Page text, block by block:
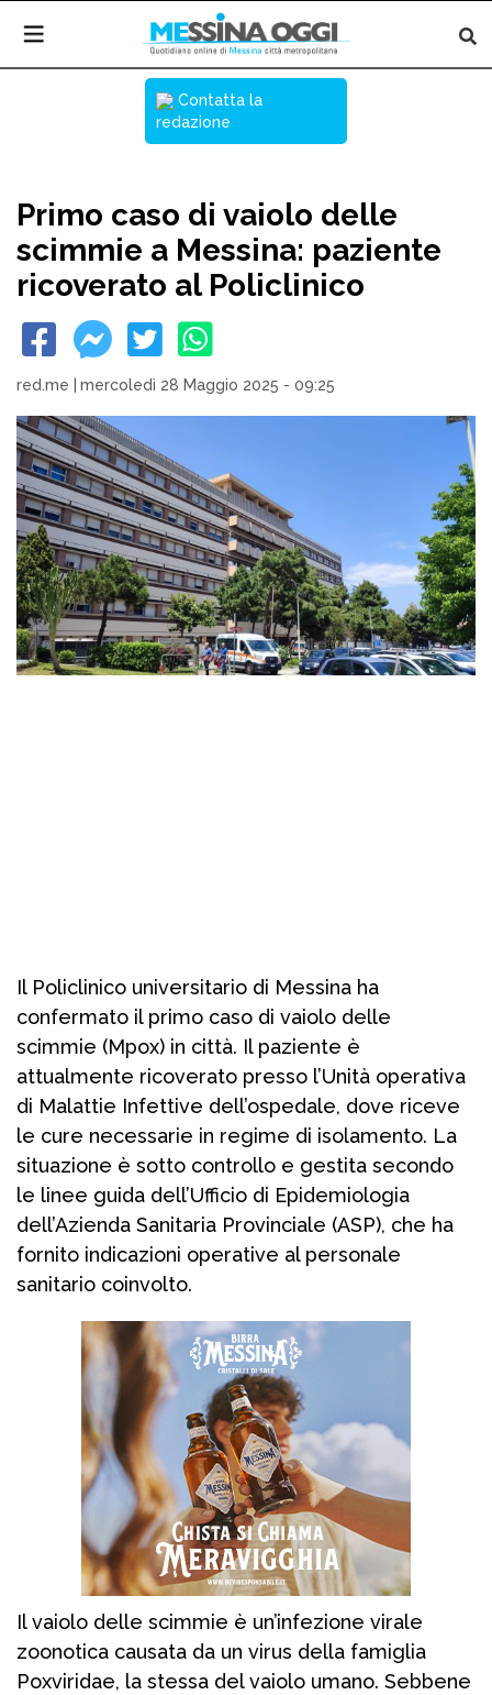
Contatta la
redazione
Primo caso di vaiolo delle
scimmie a Messina: paziente
ricoverato al Policlinico
red.me mercoledì 28 Maggio 2025 - 09:25
Il Policlinico universitario di Messina ha
confermato il primo caso di vaiolo delle
scimmie (Mpox) in città. Il paziente è
attualmente ricoverato presso l’Unità operativa
di Malattie Infettive dell’ospedale, dove riceve
le cure necessarie in regime di isolamento. La
situazione è sotto controllo e gestita secondo
le linee guida dell’Ufficio di Epidemiologia
dell’Azienda Sanitaria Provinciale (ASP), che ha
fornito indicazioni operative al personale
sanitario coinvolto.
Il vaiolo delle scimmie è un’infezione virale
zoonotica causata da un virus della famiglia
Poxviridae, la stessa del vaiolo umano. Sebbene